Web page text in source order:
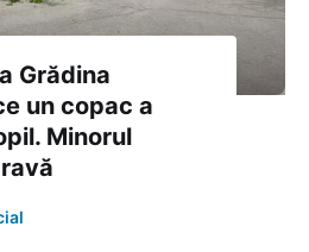
Grădina
un copac a
Minorul